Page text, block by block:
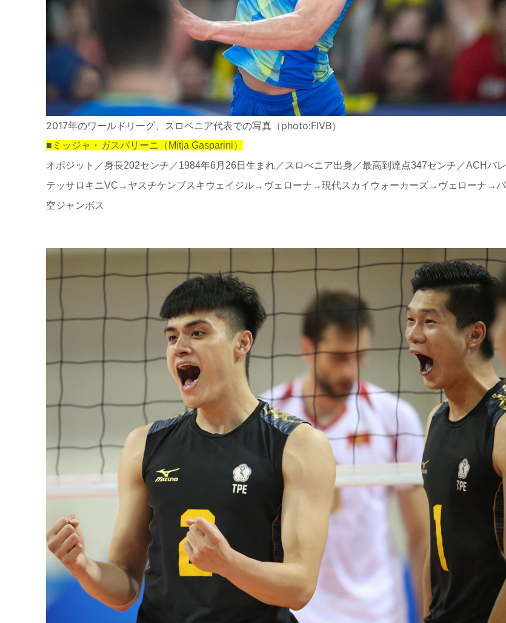
2017年のワールドリーグ、スロベニア代表での写真（photo:FIVB）
■ミッジャ・ガスパリーニ（Mitja Gasparini）
オポジット／身長202センチ／1984年6月26日生まれ／スロべニア出身／最高到達点347センチ／ACHバ
テッサロキニVC→ヤスチケンブスキウェイジル→ヴェローナ→現代スカイウォーカーズ→ヴェローナ→
空ジャンボス